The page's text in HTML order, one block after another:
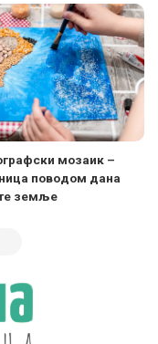
мозаик –
поводом дана
земље